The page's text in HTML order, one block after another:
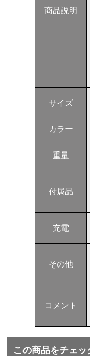
商品説明
サイズ
カラー
重量
付属品
充電
その他
コメント
この商品をチェ